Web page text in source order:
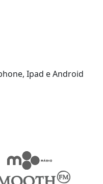
Ipad e Android